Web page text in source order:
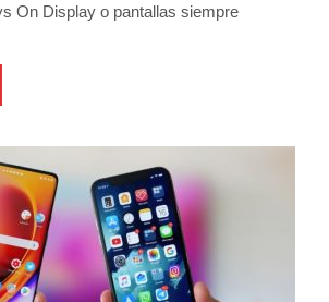
On Display o pantallas siempre